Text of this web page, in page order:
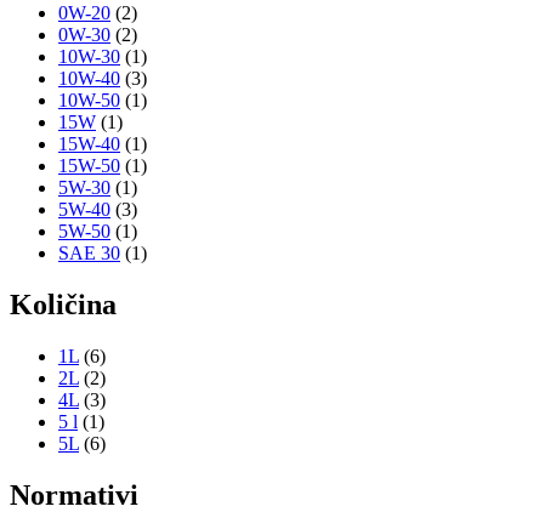
0W-20 (2)
0W-30 (2)
10W-30 (1)
10W-40 (3)
10W-50 (1)
15W (1)
15W-40 (1)
15W-50 (1)
5W-30 (1)
5W-40 (3)
5W-50 (1)
SAE 30 (1)
Količina
1L (6)
2L (2)
4L (3)
5 l (1)
5L (6)
Normativi